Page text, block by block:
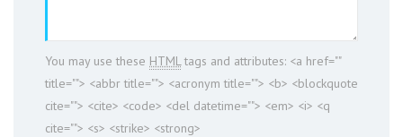
You may use these HTMLtags and attributes: <a href=""
title=""> <abbr title=""> <acronym title=""> <b> <blockquote
cite=""> <cite> <code> <del datetime=""> <em> <i> <q
cite=""> <s> <strike> <strong>